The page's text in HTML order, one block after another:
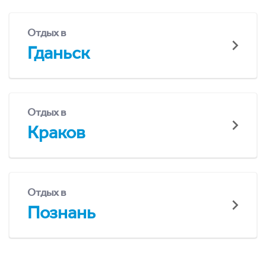
Отдых в
Гданьск
Отдых в
Краков
Отдых в
Познань